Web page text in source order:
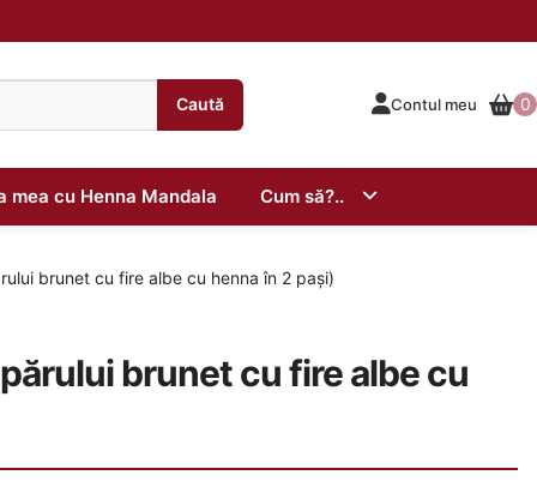
Caută Contul meu 0
mea cu Henna Mandala Cum să?..
brunet cu fire albe cu henna în 2 pași)
brunet cu fire albe cu